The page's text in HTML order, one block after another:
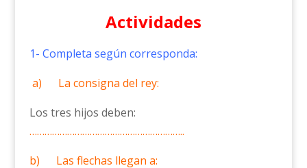
Actividades
1- Completa según corresponda:
a) La consigna del rey:
Los tres hijos deben:
……………………………………………………..
b) Las flechas llegan a: